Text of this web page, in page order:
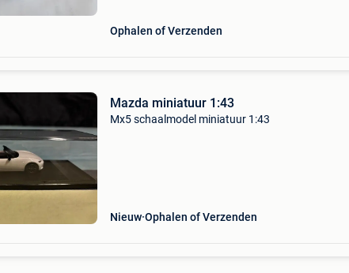
Ophalen of Verzenden
Mazda miniatuur 1:43
Mx5 schaalmodel miniatuur 1:43
Nieuw Ophalen of Verzenden